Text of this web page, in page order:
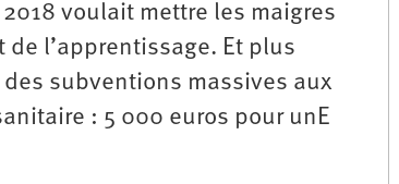
voulait mettre les maigres
l’apprentissage. Et plus
subventions massives aux
: 5 000 euros pour unE